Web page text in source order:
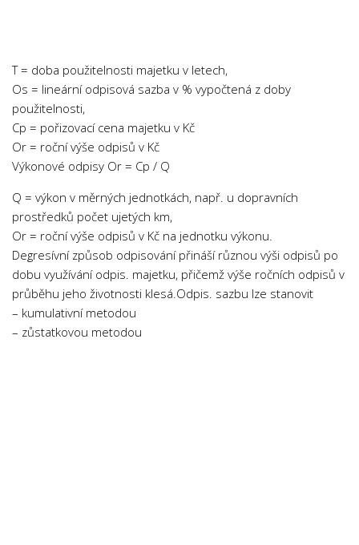
Ekologie
Ekonomie
Fyzika
Informatika
Management
Marketing
Němčina
Občanská nauka
Pedagogika
T = doba použitelnosti majetku v letech,
Os = lineární odpisová sazba v % vypočtená z doby
použitelnosti,
Cp = pořizovací cena majetku v Kč
Or = roční výše odpisů v Kč
Výkonové odpisy Or = Cp / Q
Q = výkon v měrných jednotkách, např. u dopravních
prostředků počet ujetých km,
Or = roční výše odpisů v Kč na jednotku výkonu.
Degresívní způsob odpisování přináší různou výši odpisů po
dobu využívání odpis. majetku, přičemž výše ročních odpisů v
průběhu jeho životnosti klesá.Odpis. sazbu lze stanovit
– kumulativní metodou
– zůstatkovou metodou